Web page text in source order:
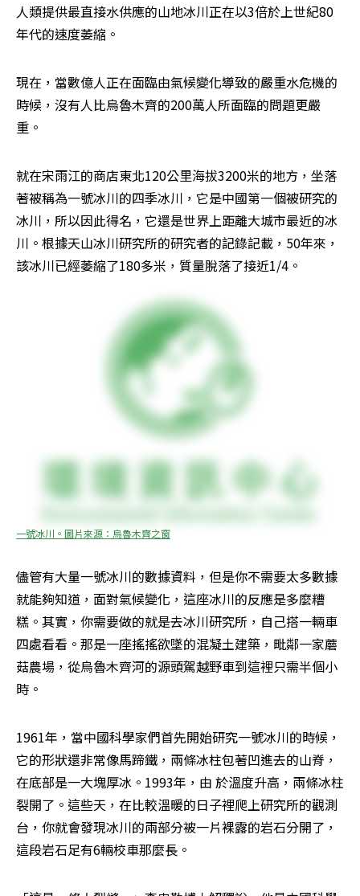
人類提供最直接水供應的山地冰川正在以3倍於上世紀80
年代的速度萎縮。
現在，當數億人正在面臨由氣候變化導致的嚴重水危機的
時候，沒有人比烏魯木齊的200萬人所面臨的問題更嚴
重。
就在宋雨江的商店東北120公里海拔3200米的地方，坐落
著被稱為一號冰川的四季冰川，它是中國第一個被研究的
冰川，所以因此得名，它還是世界上距離大城市最近的冰
川。根據天山冰川研究所的研究者的記錄記載，50年來，
該冰川已經萎縮了180多米，質量脫落了接近1/4。
一號冰川。圖片來源：烏魯木齊之窗
儘管有大量一號冰川的數據資料，但是你不需要太多數據
就能夠知道，面對氣候變化，這座冰川的反應是多麼糟
糕。其實，你需要做的就是去冰川研究所，自己搭一輛車
四處看看。那是一座搖搖欲墜的混凝土建築，毗鄰一家蘑
菇農場，從烏魯木齊河的源頭駕越野車到這裡只需半個小
時。
1961年，當中國科學家們首先開始研究一號冰川的時候，
它的形狀還非常像馬蹄鐵，兩條冰柱包著凹進去的山脊，
在底部是一大塊厚冰。1993年，由 於溫度升高，兩條冰柱
裂開了。這些天，在比較溫暖的日子裡爬上研究所的觀測
台，你就會發現冰川的兩部分被一片裸露的岩石分開了，
這段岩石足有6輛校車那麼長。